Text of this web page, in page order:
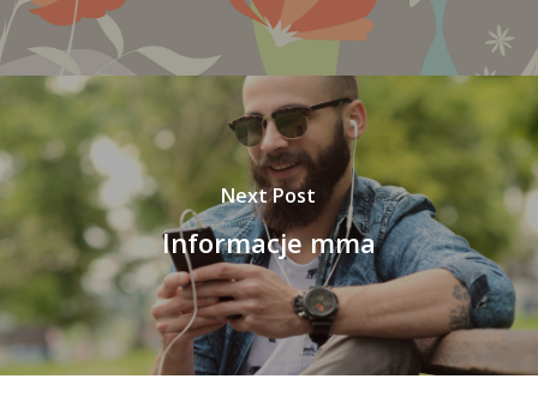
Next Post
Informacje mma